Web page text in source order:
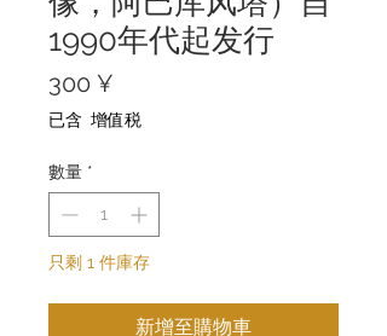
1990年代起发行
300 ¥
格
已含 增值税
數量 *
只剩 1 件庫存
新增至購物車